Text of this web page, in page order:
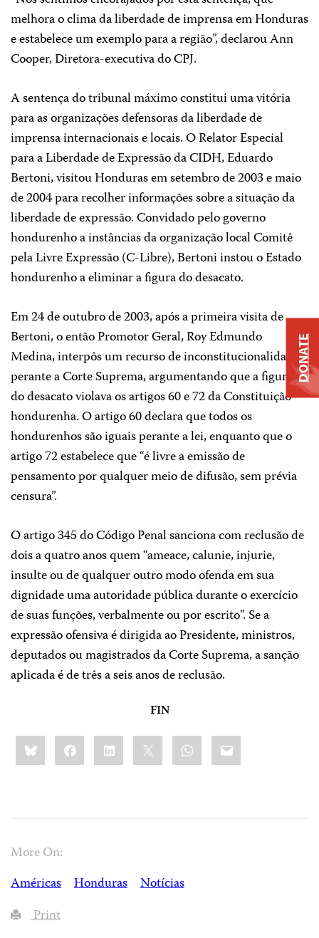
melhora o clima da liberdade de imprensa em Honduras
e estabelece um exemplo para a região”, declarou Ann
Cooper, Diretora-executiva do CPJ.
A sentença do tribunal máximo constitui uma vitória
para as organizações defensoras da liberdade de
imprensa internacionais e locais. O Relator Especial
para a Liberdade de Expressão da CIDH, Eduardo
Bertoni, visitou Honduras em setembro de 2003 e maio
de 2004 para recolher informações sobre a situação da
liberdade de expressão. Convidado pelo governo
hondurenho a instâncias da organização local Comitê
pela Livre Expressão (C-Libre), Bertoni instou o Estado
hondurenho a eliminar a figura do desacato.
Em 24 de outubro de 2003, após a primeira visita de
Bertoni, o então Promotor Geral, Roy Edmundo
Medina, interpôs um recurso de inconstitucionalidade
perante a Corte Suprema, argumentando que a figura
do desacato violava os artigos 60 e 72 da Constituição
hondurenha. O artigo 60 declara que todos os
hondurenhos são iguais perante a lei, enquanto que o
artigo 72 estabelece que “é livre a emissão de
pensamento por qualquer meio de difusão, sem prévia
censura”.
O artigo 345 do Código Penal sanciona com reclusão de
dois a quatro anos quem “ameace, calunie, injurie,
insulte ou de qualquer outro modo ofenda em sua
dignidade uma autoridade pública durante o exercício
de suas funções, verbalmente ou por escrito”. Se a
expressão ofensiva é dirigida ao Presidente, ministros,
deputados ou magistrados da Corte Suprema, a sanção
aplicada é de três a seis anos de reclusão.
FIN
Share
this:BlueskyFacebookLinkedIn WhatsApp
Email
More On:
Américas
Honduras
Notícias
Print
DONATE